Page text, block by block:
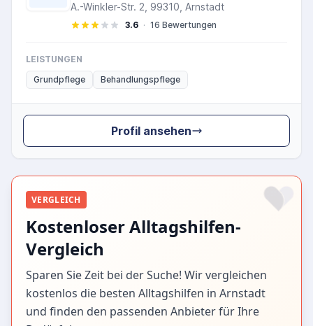
A.-Winkler-Str. 2, 99310, Arnstadt
3.6 · 16 Bewertungen
LEISTUNGEN
Grundpflege
Behandlungspflege
Profil ansehen
VERGLEICH
Kostenloser Alltagshilfen-
Vergleich
Sparen Sie Zeit bei der Suche! Wir vergleichen
kostenlos die besten Alltagshilfen in Arnstadt
und finden den passenden Anbieter für Ihre